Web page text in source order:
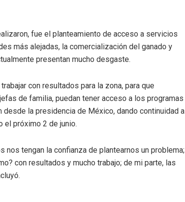
fue el planteamiento de acceso a servicios
más alejadas, la comercialización del ganado y
presentan mucho desgaste.
con resultados para la zona, para que
de familia, puedan tener acceso a los programas
desde la presidencia de México, dando continuidad a
el próximo 2 de junio.
nos tengan la confianza de plantearnos un problema;
con resultados y mucho trabajo; de mi parte, las